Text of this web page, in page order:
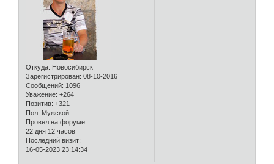
Откуда: Новосибирск
Зарегистрирован: 08-10-2016
Сообщений: 1096
Уважение: +264
Позитив: +321
Пол: Мужской
Провел на форуме:
22 дня 12 часов
Последний визит:
16-05-2023 23:14:34